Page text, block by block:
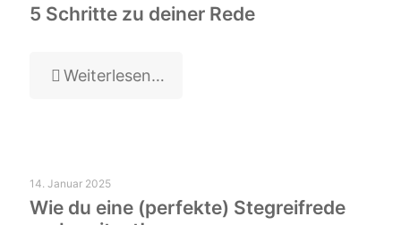
5 Schritte zu deiner Rede
Weiterlesen…
14. Januar 2025
Wie du eine (perfekte) Stegreifrede